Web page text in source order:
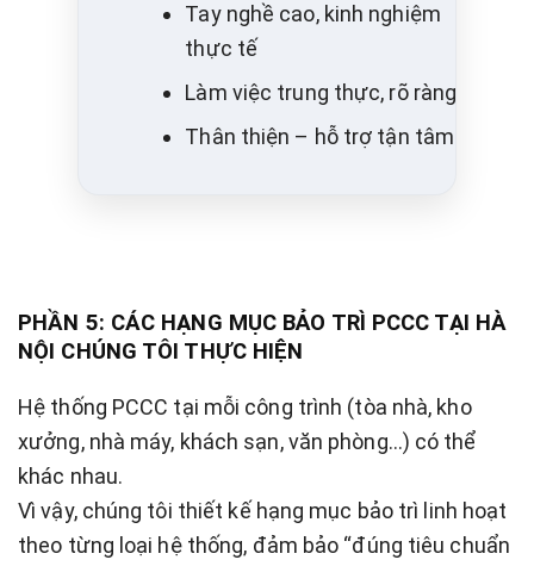
Tay nghề cao, kinh nghiệm
thực tế
Làm việc trung thực, rõ ràng
Thân thiện – hỗ trợ tận tâm
PHẦN 5: CÁC HẠNG MỤC BẢO TRÌ PCCC TẠI HÀ
NỘI CHÚNG TÔI THỰC HIỆN
Hệ thống PCCC tại mỗi công trình (tòa nhà, kho
xưởng, nhà máy, khách sạn, văn phòng…) có thể
khác nhau.
Vì vậy, chúng tôi thiết kế hạng mục bảo trì linh hoạt
theo từng loại hệ thống, đảm bảo “đúng tiêu chuẩn